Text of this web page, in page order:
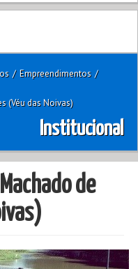
/ Empreendimentos /
(Véu das Noivas)
Institucional
de